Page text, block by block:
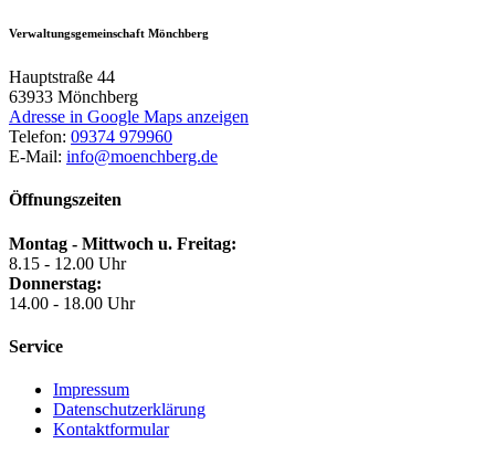
Verwaltungsgemeinschaft Mönchberg
Hauptstraße 44
63933 Mönchberg
Adresse in Google Maps anzeigen
Telefon: 09374 979960
E-Mail: info@moenchberg.de
Öffnungszeiten
Montag - Mittwoch u. Freitag:
8.15 - 12.00 Uhr
Donnerstag:
14.00 - 18.00 Uhr
Service
Impressum
Datenschutzerklärung
Kontaktformular